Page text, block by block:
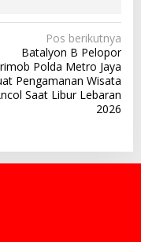
Pos berikutnya
Batalyon B Pelopor
Polda Metro Jaya
Pengamanan Wisata
Saat Libur Lebaran
2026